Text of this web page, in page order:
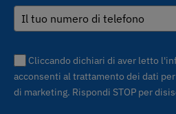
Cliccando dichiari di aver letto
acconsenti al trattamento dei dati
di marketing. Rispondi STOP per